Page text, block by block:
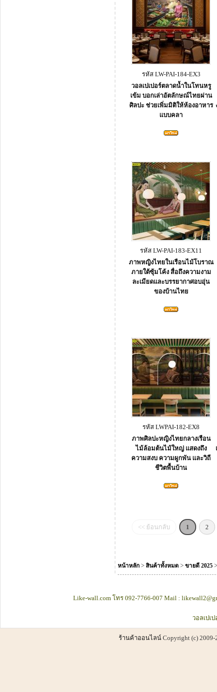
รหัส LW-PAI-184-EX3
วอลเปเปอร์ตลาดน้ำในโทนหรู
เข้ม บอกเล่าอัตลักษณ์ไทยผ่าน
ศิลปะ ช่วยเพิ่มมิติให้ห้องอาหาร
แบบคลา
รหัส LW-PAI-183-EX11
ภาพหญิงไทยในเรือนไม้โบราณ
ภายใต้ซุ้มโค้ง สื่อถึงความงาม
ละเมียดและบรรยากาศอบอุ่น
ของบ้านไทย
รหัส LWPAI-182-EX8
ภาพศิลปะหญิงไทยกลางเรือน
ไม้ล้อมต้นไม้ใหญ่ แสดงถึง
ความสงบ ความผูกพัน และวิถี
ชีวิตพื้นบ้าน
<< ย้อนกลับ 1 2
หน้าหลัก > สินค้าทั้งหมด > ขายดี 2025
Like-wall.com โทร 092-7766-007 Mail :
วอลเปเ
ร้านค้าออนไลน์Copyright (c)